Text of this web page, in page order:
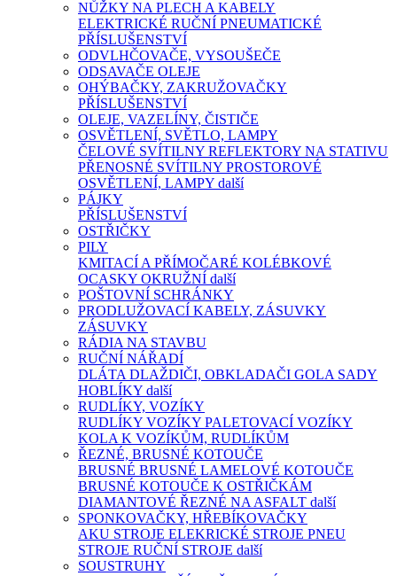
NŮŽKY NA PLECH A KABELY
ELEKTRICKÉ RUČNÍ PNEUMATICKÉ
PŘÍSLUŠENSTVÍ
ODVLHČOVAČE, VYSOUŠEČE
ODSAVAČE OLEJE
OHÝBAČKY, ZAKRUŽOVAČKY
PŘÍSLUŠENSTVÍ
OLEJE, VAZELÍNY, ČISTIČE
OSVĚTLENÍ, SVĚTLO, LAMPY
ČELOVÉ SVÍTILNY REFLEKTORY NA STATIVU
PŘENOSNÉ SVÍTILNY PROSTOROVÉ
OSVĚTLENÍ, LAMPY další
PÁJKY
PŘÍSLUŠENSTVÍ
OSTŘIČKY
PILY
KMITACÍ A PŘÍMOČARÉ KOLÉBKOVÉ
OCASKY OKRUŽNÍ další
POŠTOVNÍ SCHRÁNKY
PRODLUŽOVACÍ KABELY, ZÁSUVKY
ZÁSUVKY
RÁDIA NA STAVBU
RUČNÍ NÁŘADÍ
DLÁTA DLAŽDIČI, OBKLADAČI GOLA SADY
HOBLÍKY další
RUDLÍKY, VOZÍKY
RUDLÍKY VOZÍKY PALETOVACÍ VOZÍKY
KOLA K VOZÍKŮM, RUDLÍKŮM
ŘEZNÉ, BRUSNÉ KOTOUČE
BRUSNÉ BRUSNÉ LAMELOVÉ KOTOUČE
BRUSNÉ KOTOUČE K OSTŘIČKÁM
DIAMANTOVÉ ŘEZNÉ NA ASFALT další
SPONKOVAČKY, HŘEBÍKOVAČKY
AKU STROJE ELEKRICKÉ STROJE PNEU
STROJE RUČNÍ STROJE další
SOUSTRUHY